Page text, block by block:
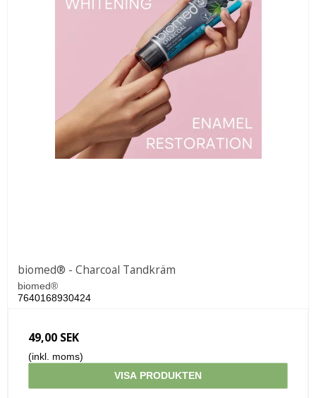
biomed® - Charcoal Tandkräm
biomed®
7640168930424
49,00 SEK
(inkl. moms)
VISA PRODUKTEN